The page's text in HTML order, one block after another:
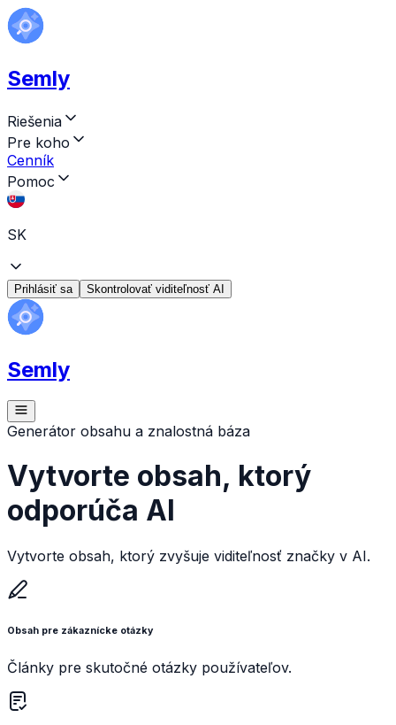
Semly
Riešenia
Pre koho
Cenník
Pomoc
SK
Prihlásiť sa Skontrolovať viditeľnosť AI
Semly
Generátor obsahu a znalostná báza
Vytvorte obsah, ktorý
odporúča AI
Vytvorte obsah, ktorý zvyšuje viditeľnosť značky v AI.
Obsah pre zákaznícke otázky
Články pre skutočné otázky používateľov.